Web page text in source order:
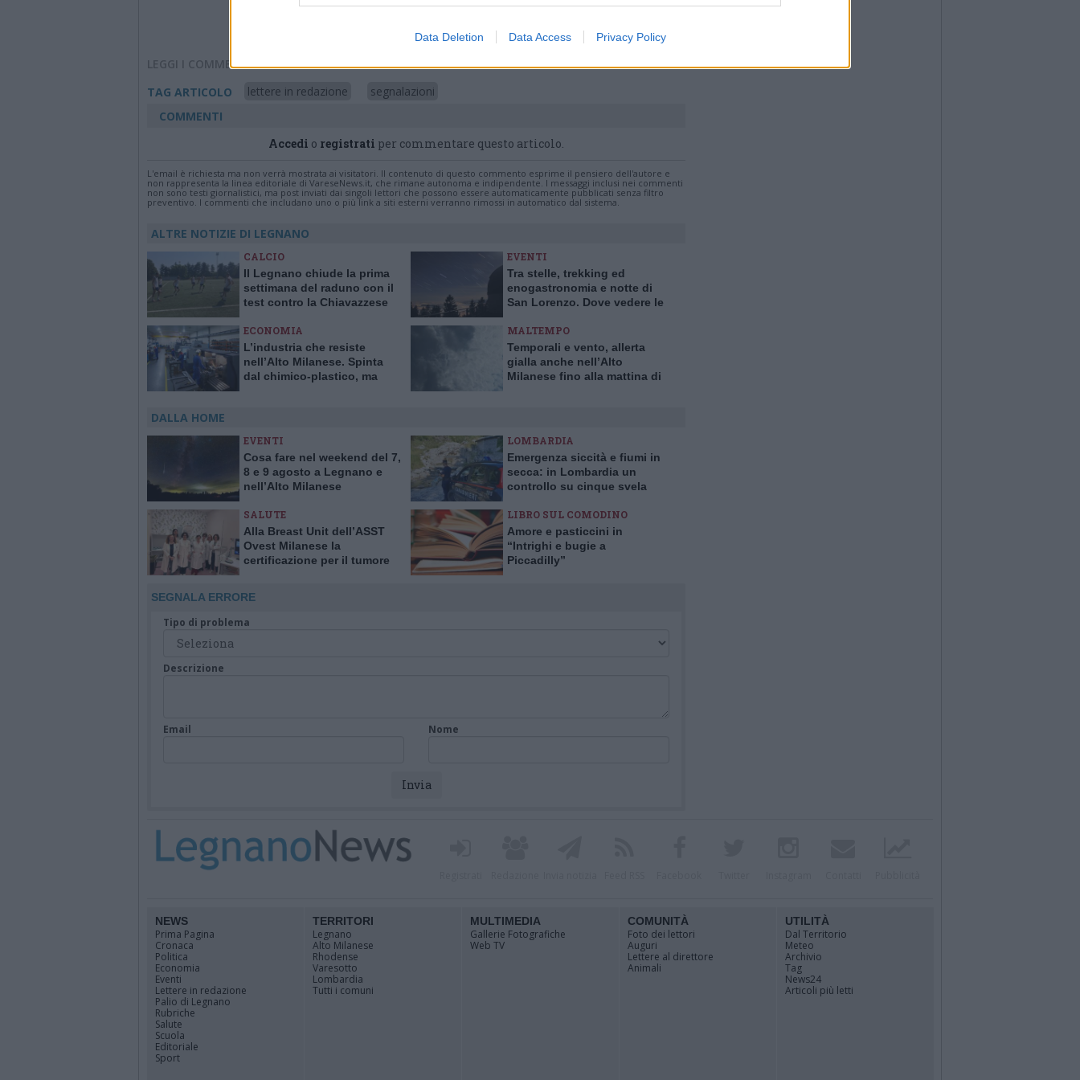
Data Deletion Data Access Privacy Policy
Pubblicato il 22 Maggio 2026
LEGGI I COMMENTI
TAG ARTICOLO
lettere in redazione
segnalazioni
COMMENTI
Accedi o registrati per commentare questo articolo.
L'email è richiesta ma non verrà mostrata ai visitatori. Il contenuto di questo commento esprime il pensiero dell'autore e
non rappresenta la linea editoriale di VareseNews.it, che rimane autonoma e indipendente. I messaggi inclusi nei commenti
non sono testi giornalistici, ma post inviati dai singoli lettori che possono essere automaticamente pubblicati senza filtro
preventivo. I commenti che includano uno o più link a siti esterni verranno rimossi in automatico dal sistema.
ALTRE NOTIZIE DI LEGNANO
CALCIO
Il Legnano chiude la prima
settimana del raduno con il
test contro la Chiavazzese
EVENTI
Tra stelle, trekking ed
enogastronomia e notte di
San Lorenzo. Dove vedere le
ECONOMIA
L’industria che resiste
nell’Alto Milanese. Spinta
dal chimico-plastico, ma
MALTEMPO
Temporali e vento, allerta
gialla anche nell’Alto
Milanese fino alla mattina di
DALLA HOME
EVENTI
Cosa fare nel weekend del 7,
8 e 9 agosto a Legnano e
nell’Alto Milanese
LOMBARDIA
Emergenza siccità e fiumi in
secca: in Lombardia un
controllo su cinque svela
SALUTE
Alla Breast Unit dell’ASST
Ovest Milanese la
certificazione per il tumore
LIBRO SUL COMODINO
Amore e pasticcini in
“Intrighi e bugie a
Piccadilly”
SEGNALA ERRORE
Tipo di problema
Descrizione
Email Nome
NEWS
Prima Pagina
Cronaca
Politica
Economia
Eventi
Lettere in redazione
Palio di Legnano
Rubriche
Salute
Scuola
Editoriale
Sport
TERRITORI
Legnano
Alto Milanese
Rhodense
Varesotto
Lombardia
Tutti i comuni
MULTIMEDIA
Gallerie Fotografiche
Web TV
COMUNITÀ
Foto dei lettori
Auguri
Lettere al direttore
Animali
UTILITÀ
Dal Territorio
Meteo
Archivio
Tag
News24
Articoli più letti